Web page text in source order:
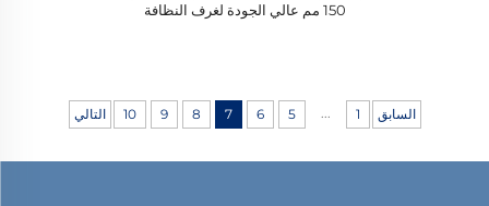
150 مم عالي الجودة لغرف النظافة
السابق 1
...
5
6
7
8
9
10 التالي